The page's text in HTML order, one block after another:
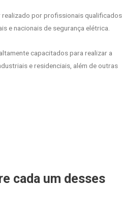
por profissionais qualificados
e nacionais de segurança elétrica.
capacitados para realizar a
e residenciais, além de outras
cada um desses